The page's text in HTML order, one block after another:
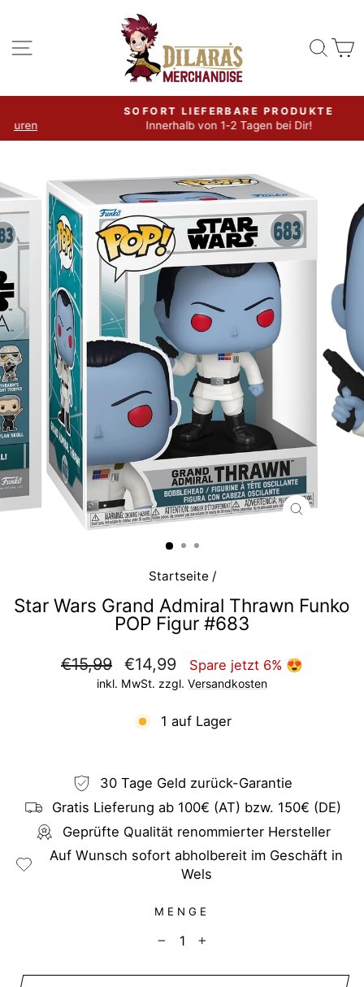
Inhalt Seitennavigation
Pause
SOFORT LIEFERBARE PRODUKTE
Innerhalb von 1-2 Tagen bei Dir!
Startseite /
Star Wars Grand Admiral Thrawn Funko
POP Figur #683
Normaler
€15,99 Sonderpreis
€14,99 Spare jetzt 6% 😍
inkl. MwSt. zzgl. Versandkosten
1 auf Lager
30 Tage Geld zurück-Garantie
Gratis Lieferung ab 100€ (AT) bzw. 150€ (DE)
Geprüfte Qualität renommierter Hersteller
Auf Wunsch sofort abholbereit im Geschäft in
Wels
MENGE
+